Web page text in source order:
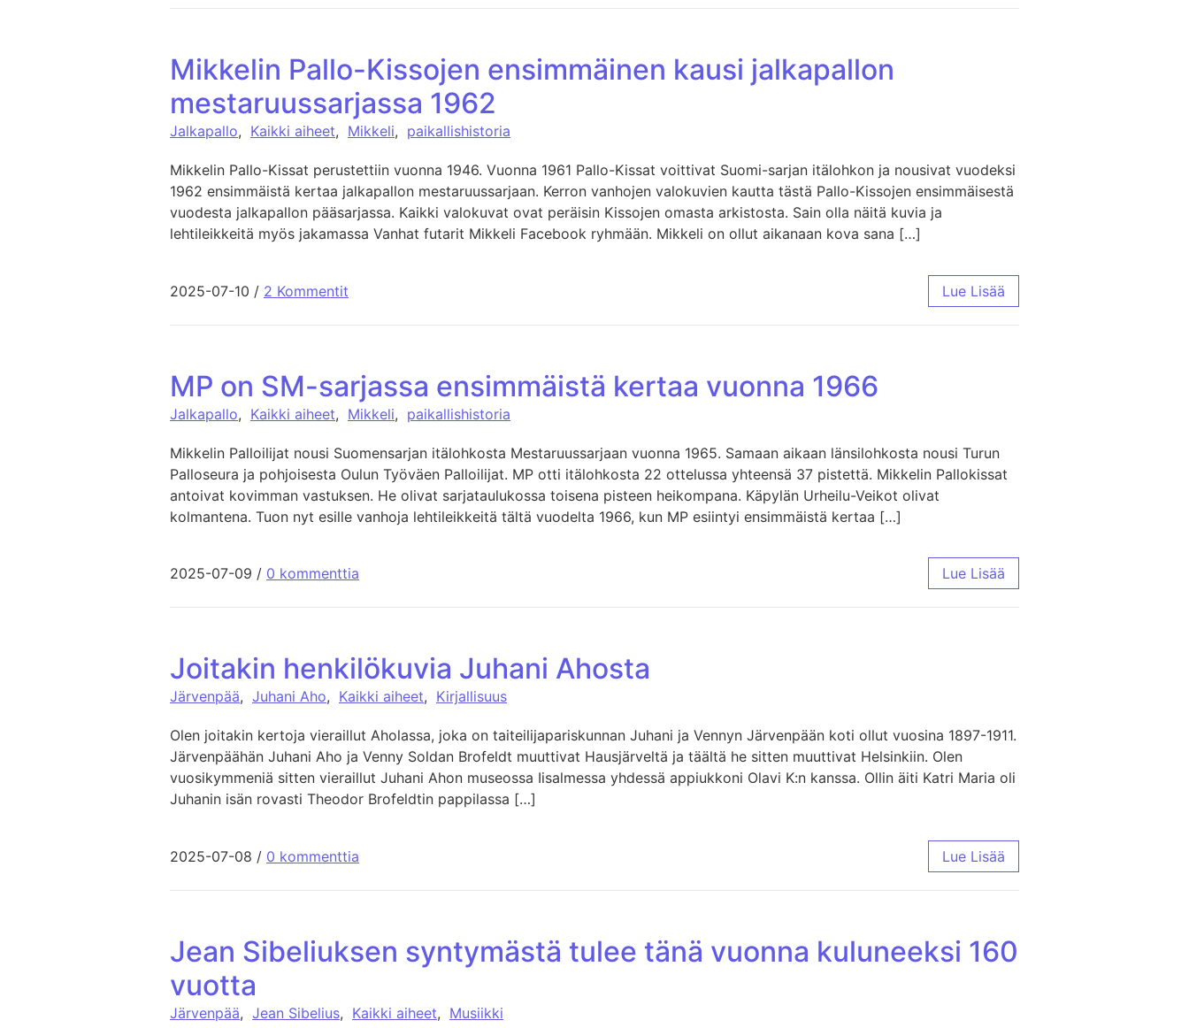
Mikkelin Pallo-Kissojen ensimmäinen kausi jalkapallon
mestaruussarjassa 1962
Jalkapallo, Kaikki aiheet, Mikkeli, paikallishistoria
Mikkelin Pallo-Kissat perustettiin vuonna 1946. Vuonna 1961 Pallo-Kissat voittivat Suomi-sarjan itälohkon ja nousivat vuodeksi
1962 ensimmäistä kertaa jalkapallon mestaruussarjaan. Kerron vanhojen valokuvien kautta tästä Pallo-Kissojen ensimmäisestä
vuodesta jalkapallon pääsarjassa. Kaikki valokuvat ovat peräisin Kissojen omasta arkistosta. Sain olla näitä kuvia ja
lehtileikkeitä myös jakamassa Vanhat futarit Mikkeli Facebook ryhmään. Mikkeli on ollut aikanaan kova sana […]
2025-07-10 / 2 Kommentit Lue Lisää
MP on SM-sarjassa ensimmäistä kertaa vuonna 1966
Jalkapallo, Kaikki aiheet, Mikkeli, paikallishistoria
Mikkelin Palloilijat nousi Suomensarjan itälohkosta Mestaruussarjaan vuonna 1965. Samaan aikaan länsilohkosta nousi Turun
Palloseura ja pohjoisesta Oulun Työväen Palloilijat. MP otti itälohkosta 22 ottelussa yhteensä 37 pistettä. Mikkelin Pallokissat
antoivat kovimman vastuksen. He olivat sarjataulukossa toisena pisteen heikompana. Käpylän Urheilu-Veikot olivat
kolmantena. Tuon nyt esille vanhoja lehtileikkeitä tältä vuodelta 1966, kun MP esiintyi ensimmäistä kertaa […]
2025-07-09 / 0 kommenttia Lue Lisää
Joitakin henkilökuvia Juhani Ahosta
Järvenpää, Juhani Aho, Kaikki aiheet, Kirjallisuus
Olen joitakin kertoja vieraillut Aholassa, joka on taiteilijapariskunnan Juhani ja Vennyn Järvenpään koti ollut vuosina 1897-1911.
Järvenpäähän Juhani Aho ja Venny Soldan Brofeldt muuttivat Hausjärveltä ja täältä he sitten muuttivat Helsinkiin. Olen
vuosikymmeniä sitten vieraillut Juhani Ahon museossa Iisalmessa yhdessä appiukkoni Olavi K:n kanssa. Ollin äiti Katri Maria oli
Juhanin isän rovasti Theodor Brofeldtin pappilassa […]
2025-07-08 / 0 kommenttia Lue Lisää
Jean Sibeliuksen syntymästä tulee tänä vuonna kuluneeksi 160
vuotta
Järvenpää, Jean Sibelius, Kaikki aiheet, Musiikki